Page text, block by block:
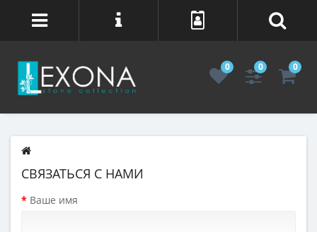
0 0 0
СВЯЗАТЬСЯ С НАМИ
Ваше имя